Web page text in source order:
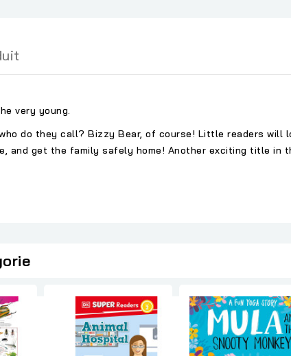
very young.
do they call? Bizzy Bear, of course! Little readers will
and get the family safely home! Another exciting title in